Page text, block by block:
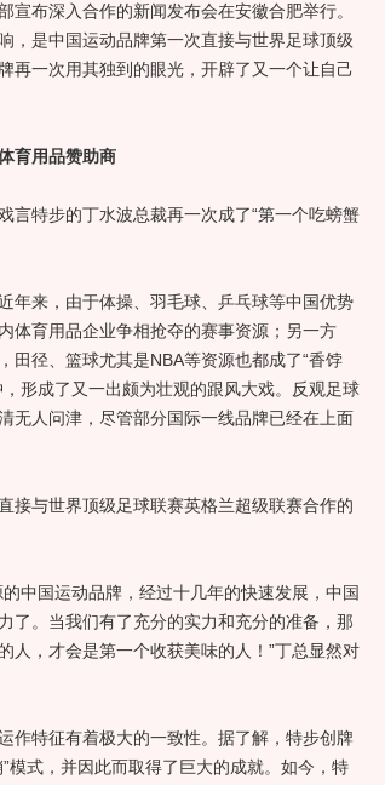
布深入合作的新闻发布会在安徽合肥举行。
，是中国运动品牌第一次直接与世界足球顶级
再一次用其独到的眼光，开辟了又一个让自己
育用品赞助商
特步的丁水波总裁再一次成了“第一个吃螃蟹
来，由于体操、羽毛球、乒乓球等中国优势
体育用品企业争相抢夺的赛事资源；另一方
田径、篮球尤其是NBA等资源也都成了“香饽
形成了又一出颇为壮观的跟风大戏。反观足球
无人问津，尽管部分国际一线品牌已经在上面
与世界顶级足球联赛英格兰超级联赛合作的
国运动品牌，经过十几年的快速发展，中国
了。当我们有了充分的实力和充分的准备，那
人，才会是第一个收获美味的人！”丁总显然对
特征有着极大的一致性。据了解，特步创牌
模式，并因此而取得了巨大的成就。如今，特